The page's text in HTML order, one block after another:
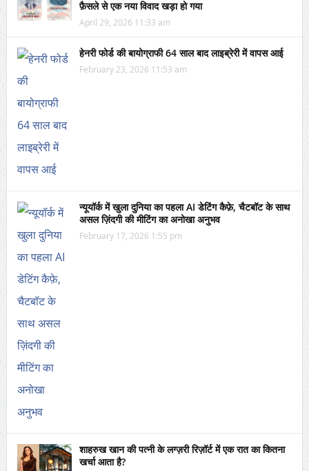
फ़ैसले से एक नया विवाद खड़ा हो गया
April 29, 2026 11:33 am
हेनरी फोर्ड की बायोग्राफी 64 साल बाद लाइब्रेरी में वापस आई
February 23, 2026 11:53 am
न्यूयॉर्क में खुला दुनिया का पहला AI डेटिंग कैफ़े, चैटबॉट के साथ
असल ज़िंदगी की मीटिंग का अनोखा अनुभव
February 17, 2026 1:55 pm
शाहरुख खान की पत्नी के लग्ज़री रिज़ॉर्ट में एक रात का कितना
खर्चा आता है?